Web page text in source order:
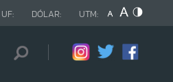
UF: DÓLAR: UTM: